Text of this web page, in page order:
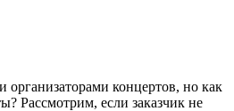
концертов, но как
Рассмотрим, если заказчик не